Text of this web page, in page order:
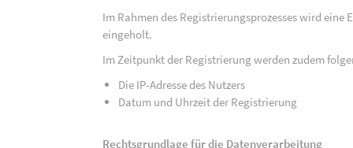
Im Rahmen des Registrierungsprozesses wird
eingeholt.
Im Zeitpunkt der Registrierung werden zudem
Die IP-Adresse des Nutzers
Datum und Uhrzeit der Registrierung
Rechtsgrundlage für die Datenverarbeitung